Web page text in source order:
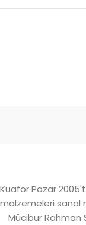
Kuaför Pazar
malzemeleri sanal
Mücibur Rahman